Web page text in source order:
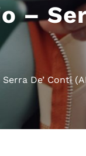
–
De’ Conti